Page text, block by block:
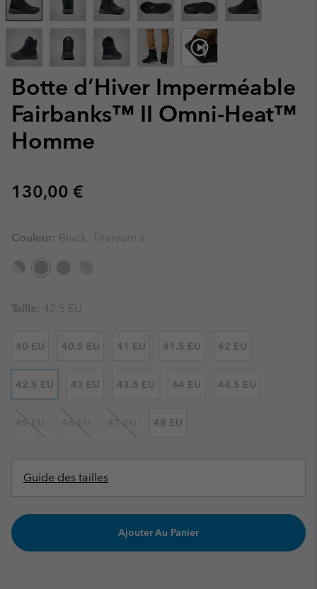
Botte d’Hiver Imperméable
Fairbanks™ II Omni-Heat™
Homme
Regular price:
130,00 €
Couleur: Black, Titanium II
Taille: 42.5 EU
40 EU 40.5 EU 41 EU 41.5 EU 42 EU
42.5 EU 43 EU 43.5 EU 44 EU 44.5 EU
45 EU 46 EU 47 EU 48 EU
Guide des tailles
Ajouter Au Panier